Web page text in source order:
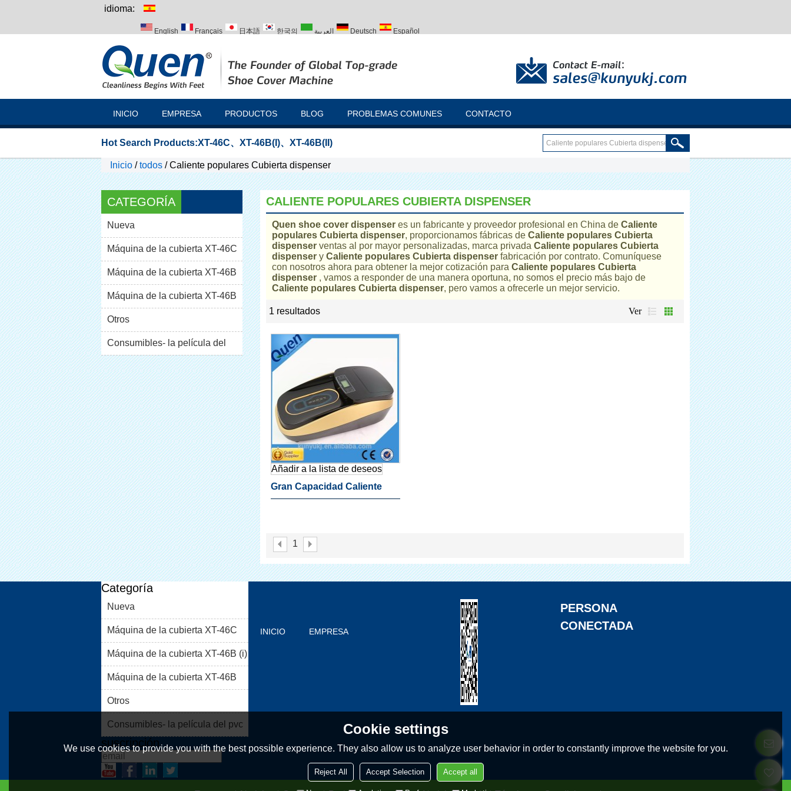
idioma:
English Français 日本語 한국의 العربية Deutsch Español
INICIO EMPRESA PRODUCTOS BLOG PROBLEMAS COMUNES CONTACTO
Hot Search Products:XT-46C、 XT-46B(I)、 XT-46B(II)
Inicio /todos /Caliente populares Cubierta dispenser
CATEGORÍA
Nueva
Máquina de la cubierta XT-46C
Máquina de la cubierta XT-46B
(i)Máquina de la cubierta XT-46B
(II)
Otros
Consumibles- la película del
pvc
CALIENTE POPULARES CUBIERTA DISPENSER
Quen shoe cover dispenser es un fabricante y proveedor profesional en China de Caliente
populares Cubierta dispenser, proporcionamos fábricas de Caliente populares Cubierta
dispenser ventas al por mayor personalizadas, marca privada Caliente populares Cubierta
dispenser y Caliente populares Cubierta dispenser fabricación por contrato. Comuníquese
con nosotros ahora para obtener la mejor cotización para Caliente populares Cubierta
dispenser , vamos a responder de una manera oportuna, no somos el precio más bajo de
Caliente populares Cubierta dispenser, pero vamos a ofrecerle un mejor servicio.
1 resultados Ver
escaparate
Añadir a la lista de deseos
Gran Capacidad Caliente
1
Categoría
Nueva
Máquina de la cubierta XT-46C
Máquina de la cubierta XT-46B (i)
Máquina de la cubierta XT-46B
(II)
Otros
Consumibles- la película del pvc
suscripción
INICIO EMPRESA
PERSONA
CONECTADA
Cookie settings
We use cookies to provide you with the best possible experience. They also allow us to analyze user behavior in order to constantly improve the website for you.
Reject All Accept Selection Accept all